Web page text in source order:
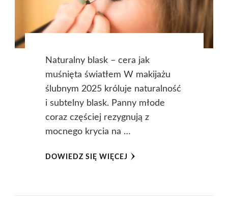
Naturalny blask – cera jak
muśnięta światłem W makijażu
ślubnym 2025 króluje naturalność
i subtelny blask. Panny młode
coraz częściej rezygnują z
mocnego krycia na …
DOWIEDZ SIĘ WIĘCEJ